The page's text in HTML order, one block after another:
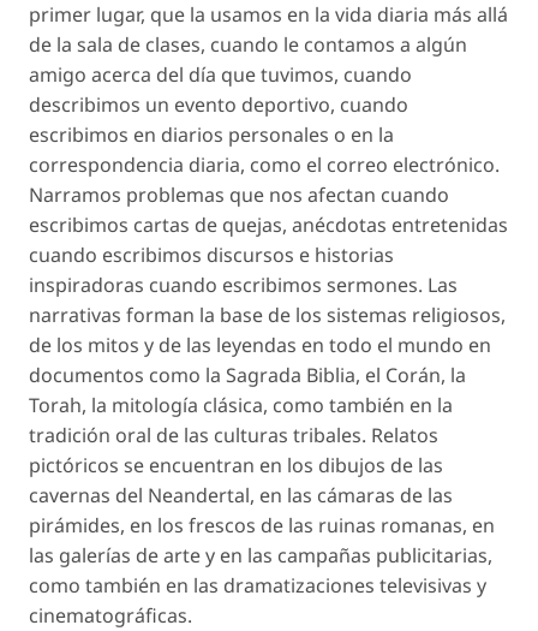
primer lugar, que la usamos en la vida diaria más allá
de la sala de clases, cuando le contamos a algún
amigo acerca del día que tuvimos, cuando
describimos un evento deportivo, cuando
escribimos en diarios personales o en la
correspondencia diaria, como el correo electrónico.
Narramos problemas que nos afectan cuando
escribimos cartas de quejas, anécdotas entretenidas
cuando escribimos discursos e historias
inspiradoras cuando escribimos sermones. Las
narrativas forman la base de los sistemas religiosos,
de los mitos y de las leyendas en todo el mundo en
documentos como la Sagrada Biblia, el Corán, la
Torah, la mitología clásica, como también en la
tradición oral de las culturas tribales. Relatos
pictóricos se encuentran en los dibujos de las
cavernas del Neandertal, en las cámaras de las
pirámides, en los frescos de las ruinas romanas, en
las galerías de arte y en las campañas publicitarias,
como también en las dramatizaciones televisivas y
cinematográficas.